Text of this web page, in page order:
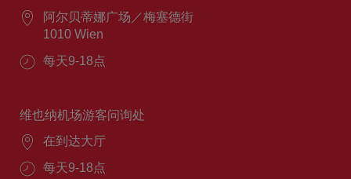
阿尔贝蒂娜广场／梅塞德街
1010 Wien
每天9-18点
维也纳机场游客问询处
在到达大厅
每天9-18点